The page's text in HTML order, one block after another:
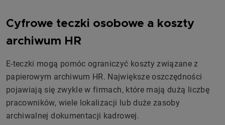
Cyfrowe teczki osobowe a koszty
archiwum HR
E-teczki mogą pomóc ograniczyć koszty związane z
papierowym archiwum HR. Największe oszczędności
pojawiają się zwykle w firmach, które mają dużą liczbę
pracowników, wiele lokalizacji lub duże zasoby
archiwalnej dokumentacji kadrowej.